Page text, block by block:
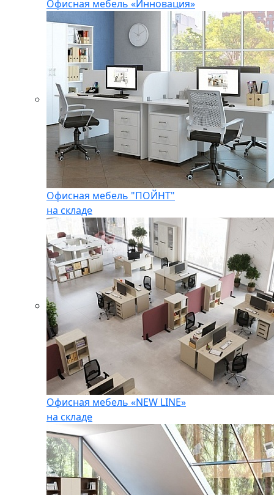
Офисная мебель «Инновация»
Офисная мебель "ПОЙНТ"
на складе
Офисная мебель «NEW LINE»
на складе